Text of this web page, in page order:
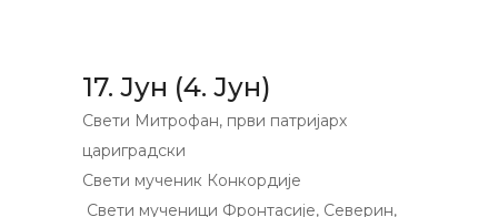
17. Јун (4. Јун)
Свети Митрофан, први патријарх
цариградски
Свети мученик Конкордије
Свети мученици Фронтасије, Северин,